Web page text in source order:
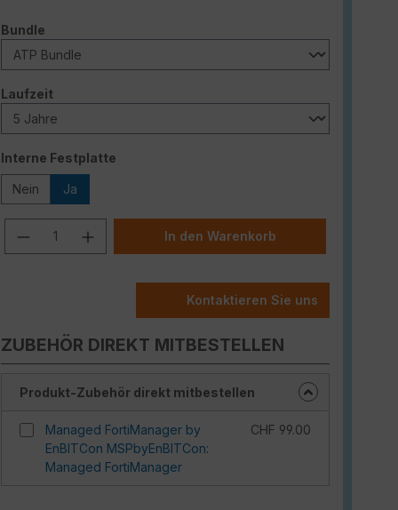
Bundle
Laufzeitauswählen
Interne Festplatte
Nein Ja
Produkt Anzahl: Gib den
In den Warenkorb
Kontaktieren Sie uns
ZUBEHÖR DIREKT MITBESTELLEN
Produkt-Zubehör direkt mitbestellen
Managed FortiManager by
EnBITCon MSPbyEnBITCon:
Managed FortiManager
CHF 99.00